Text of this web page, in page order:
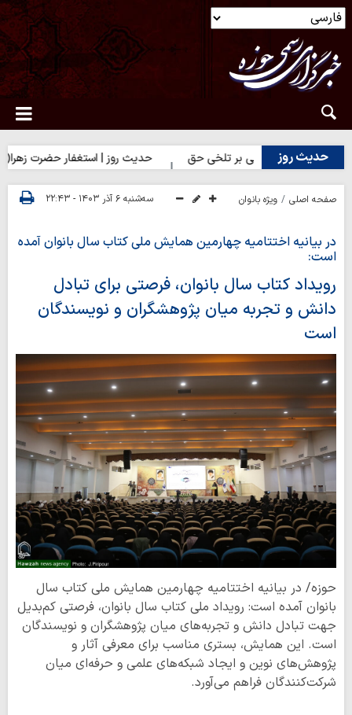
حدیث روز
روز | شکیبایی بر تلخی حق حدیث روز | استغفار حضرت زهرا(س)
صفحه اصلی ویژه بانوان سه‌شنبه ۶ آذر ۱۴۰۳ - ۲۲:۴۳
در بیانیه اختتامیه چهارمین همایش ملی کتاب سال بانوان آمده
است:
رویداد کتاب سال بانوان، فرصتی برای تبادل
دانش و تجربه‌ میان پژوهشگران و نویسندگان
است
حوزه/ در بیانیه اختتامیه چهارمین همایش ملی کتاب سال
بانوان آمده است: رویداد ملی کتاب سال بانوان، فرصتی کم‌بدیل
جهت تبادل دانش و تجربه‌های میان پژوهشگران و نویسندگان
است. این همایش، بستری مناسب برای معرفی آثار و
پژوهش‌های نوین و ایجاد شبکه‌های علمی و حرفه‌ای میان
شرکت‌کنندگان فراهم می‌آورد.